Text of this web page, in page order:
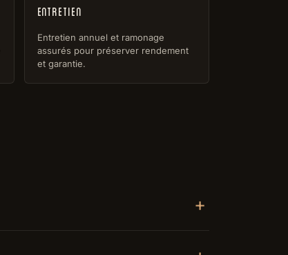
Entretien
Entretien annuel et ramonage
assurés pour préserver rendement
et garantie.